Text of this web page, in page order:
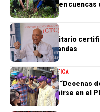
reforestación en cuencas
NACIONALES
Centro Comunitario
habilidades blandas
NACIONALESPOLÍTICA
Johnny Pujols: “Decenas
quieren inscribirse en el